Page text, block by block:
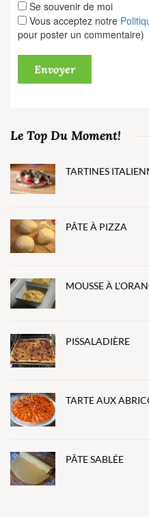
Se souvenir de moi
Vous acceptez notre
pour poster un commentaire)
Le Top Du Moment!
TARTINES
PÂTE À PIZZA
MOUSSE À
PISSALADIÈRE
TARTE AUX
PÂTE SABLÉE